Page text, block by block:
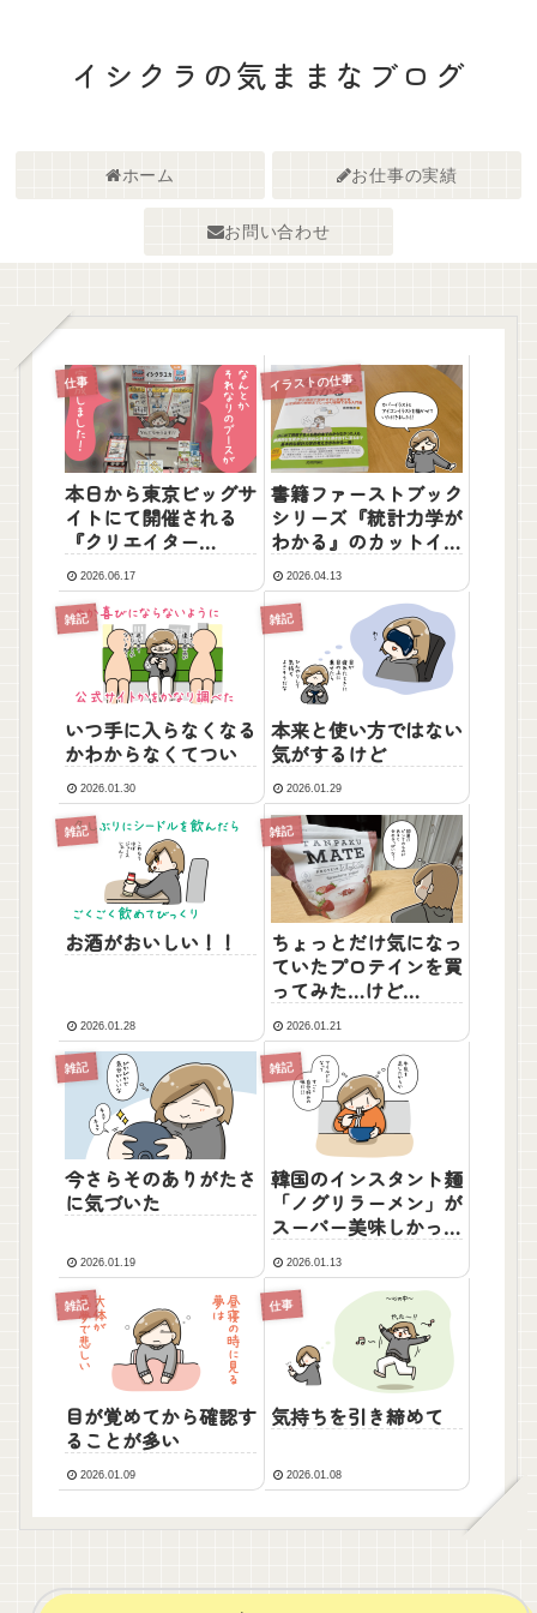
イシクラの気ままなブログ
ホーム お仕事の実績
お問い合わせ
仕事
本日から東京ビッグサ
イトにて開催される
『クリエイター
EXPO』に出展しま
す！！
2026.06.17
イラストの仕事
書籍ファーストブック
シリーズ『統計力学が
わかる』のカットイラ
ストとカバーイラスト
を描かせていただきま
した！
2026.04.13
雑記
いつ手に入らなくなる
かわからなくてつい
2026.01.30
雑記
本来と使い方ではない
気がするけど
2026.01.29
雑記
お酒がおいしい！！
2026.01.28
雑記
ちょっとだけ気になっ
ていたプロテインを買
ってみた…けど…
2026.01.21
雑記
今さらそのありがたさ
に気づいた
2026.01.19
雑記
韓国のインスタント麺
「ノグリラーメン」が
スーパー美味しかっ
た！！
2026.01.13
雑記
目が覚めてから確認す
ることが多い
2026.01.09
仕事
気持ちを引き締めて
2026.01.08